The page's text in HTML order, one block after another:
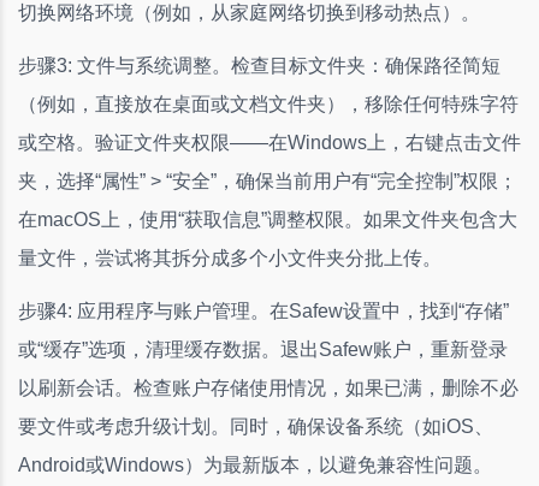
切换网络环境（例如，从家庭网络切换到移动热点）。
步骤3: 文件与系统调整。检查目标文件夹：确保路径简短
（例如，直接放在桌面或文档文件夹），移除任何特殊字符
或空格。验证文件夹权限——在Windows上，右键点击文件
夹，选择“属性” > “安全”，确保当前用户有“完全控制”权限；
在macOS上，使用“获取信息”调整权限。如果文件夹包含大
量文件，尝试将其拆分成多个小文件夹分批上传。
步骤4: 应用程序与账户管理。在Safew设置中，找到“存储”
或“缓存”选项，清理缓存数据。退出Safew账户，重新登录
以刷新会话。检查账户存储使用情况，如果已满，删除不必
要文件或考虑升级计划。同时，确保设备系统（如iOS、
Android或Windows）为最新版本，以避免兼容性问题。